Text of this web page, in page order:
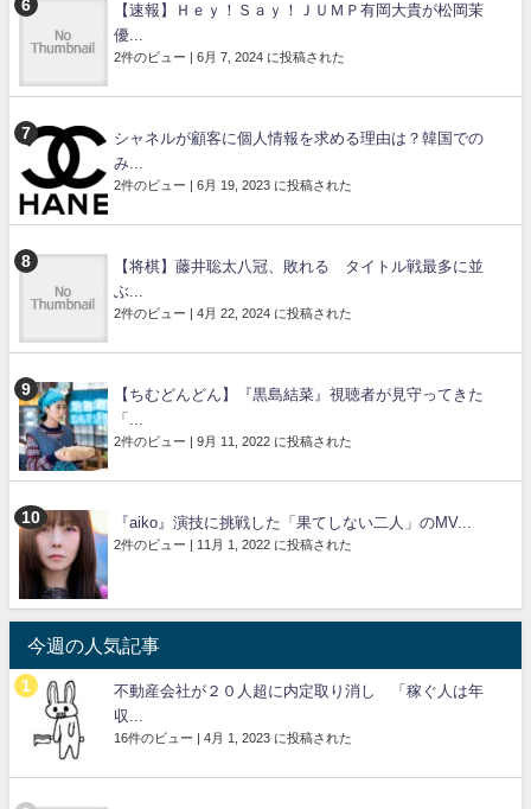
【速報】Ｈｅｙ！Ｓａｙ！ＪＵＭＰ有岡大貴が松岡茉
優...
2件のビュー | 6月 7, 2024 に投稿された
シャネルが顧客に個人情報を求める理由は？韓国での
み...
2件のビュー | 6月 19, 2023 に投稿された
【将棋】藤井聡太八冠、敗れる タイトル戦最多に並
ぶ...
2件のビュー | 4月 22, 2024 に投稿された
【ちむどんどん】『黒島結菜』視聴者が見守ってきた
「...
2件のビュー | 9月 11, 2022 に投稿された
『aiko』演技に挑戦した「果てしない二人」のMV...
2件のビュー | 11月 1, 2022 に投稿された
今週の人気記事
不動産会社が２０人超に内定取り消し 「稼ぐ人は年
収...
16件のビュー | 4月 1, 2023 に投稿された